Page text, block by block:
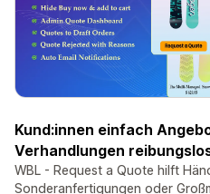
Kund:innen einfach
Verhandlungen
WBL - Request a Quote hilft
Sonderanfertigungen oder